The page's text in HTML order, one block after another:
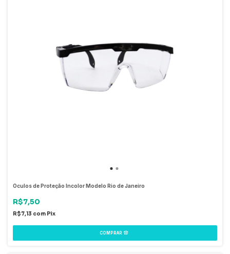
Óculos de Proteção Incolor Modelo Rio de Janeiro
R$7,50
R$7,13 com Pix